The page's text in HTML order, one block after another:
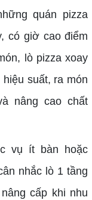
quán pizza
có giờ cao điểm
lò pizza xoay
suất, ra món
nâng cao chất
vụ ít bàn hoặc
nhắc lò 1 tầng
cấp khi nhu